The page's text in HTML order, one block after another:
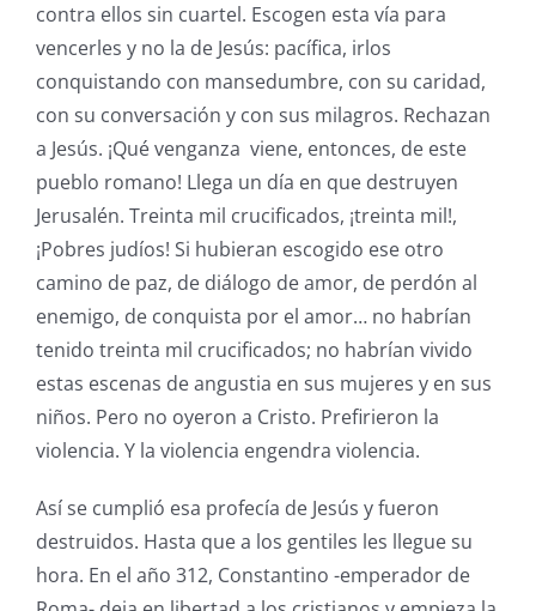
contra ellos sin cuartel. Escogen esta vía para
vencerles y no la de Jesús: pacífica, irlos
conquistando con mansedumbre, con su caridad,
con su conversación y con sus milagros. Rechazan
a Jesús. ¡Qué venganza viene, entonces, de este
pueblo romano! Llega un día en que destruyen
Jerusalén. Treinta mil crucificados, ¡treinta mil!,
¡Pobres judíos! Si hubieran escogido ese otro
camino de paz, de diálogo de amor, de perdón al
enemigo, de conquista por el amor… no habrían
tenido treinta mil crucificados; no habrían vivido
estas escenas de angustia en sus mujeres y en sus
niños. Pero no oyeron a Cristo. Prefirieron la
violencia. Y la violencia engendra violencia.
Así se cumplió esa profecía de Jesús y fueron
destruidos. Hasta que a los gentiles les llegue su
hora. En el año 312, Constantino -emperador de